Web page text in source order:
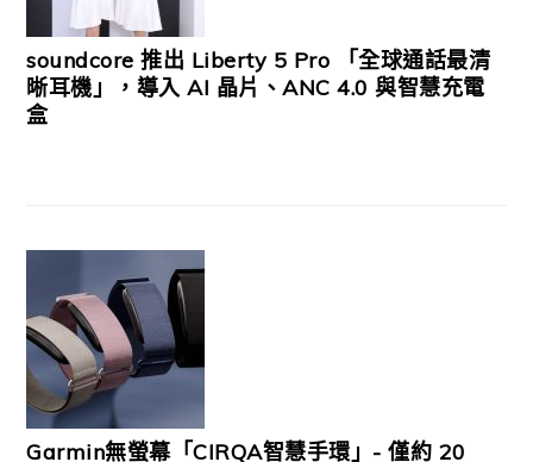
soundcore 推出 Liberty 5 Pro 「全球通話最清
晰耳機」，導入 AI 晶片、ANC 4.0 與智慧充電
盒
Garmin無螢幕「CIRQA智慧手環」- 僅約 20